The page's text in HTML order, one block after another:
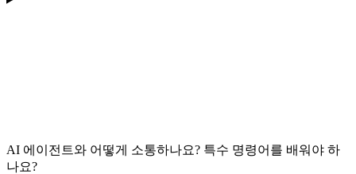
AI 에이전트와 어떻게 소통하나요? 특수 명령어를 배워야 하
나요?